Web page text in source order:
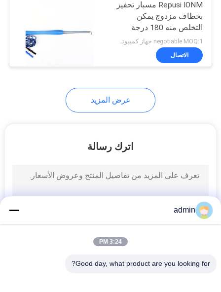
كبل EMG
أقطاب لاصقة النفس
14
Repusi IONM مسبار تحفيز
بخطاف مزدوج يمكن
التخلص منه 180 درجة
بمقبض أزرق
negotiable MOQ:1 جهاز كمبيوتر شخصى
الاتصال
عرض المزيد
اترك رسالة
admin
3:24 PM
Good day, what product are you looking for?